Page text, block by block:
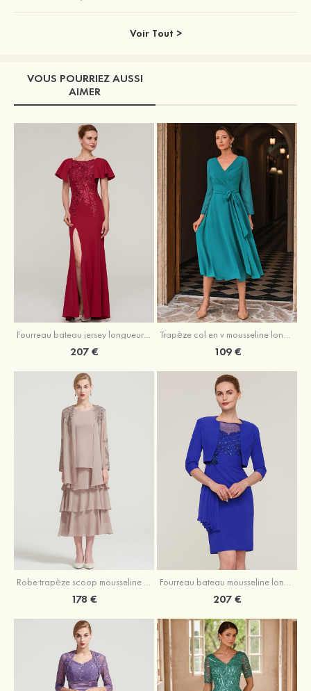
Voir Tout >
VOUS POURRIEZ AUSSI
AIMER
207 € 109 €
Robe trapèze scoop mousseline longueur mollet robe de mère de la mariée avec appliqué volants veste
178 €
Fourreau bateau mousseline longueur genou robe de mère de la mariée avec appliqué perle plissé veste
207 €